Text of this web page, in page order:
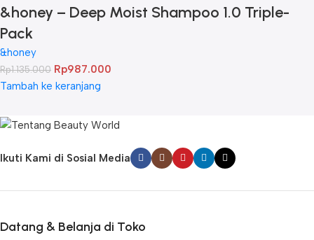
&honey – Deep Moist Shampoo 1.0 Triple-
Pack
&honey
Rp1.135.000 Rp987.000
Tambah ke keranjang
Ikuti Kami di Sosial Media
Datang & Belanja di Toko